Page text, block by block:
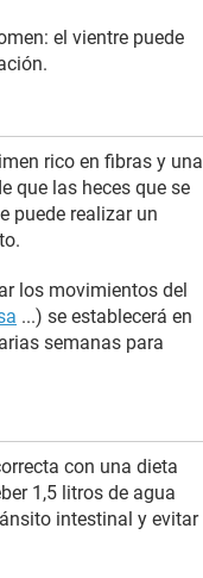
el vientre puede
rico en fibras y una
que las heces que se
puede realizar un
los movimientos del
...) se establecerá en
semanas para
con una dieta
1,5 litros de agua
intestinal y evitar